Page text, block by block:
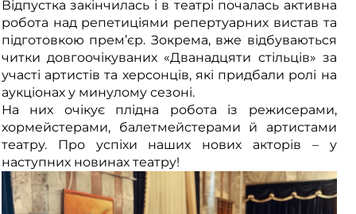
Відпустка закінчилась і в театрі почалась активна
робота над репетиціями репертуарних вистав та
підготовкою прем’єр. Зокрема, вже відбуваються
читки довгоочікуваних «Дванадцяти стільців» за
участі артистів та херсонців, які придбали ролі на
аукціонах у минулому сезоні.
На них очікує плідна робота із режисерами,
хормейстерами, балетмейстерами й артистами
театру. Про успіхи наших нових акторів – у
наступних новинах театру!